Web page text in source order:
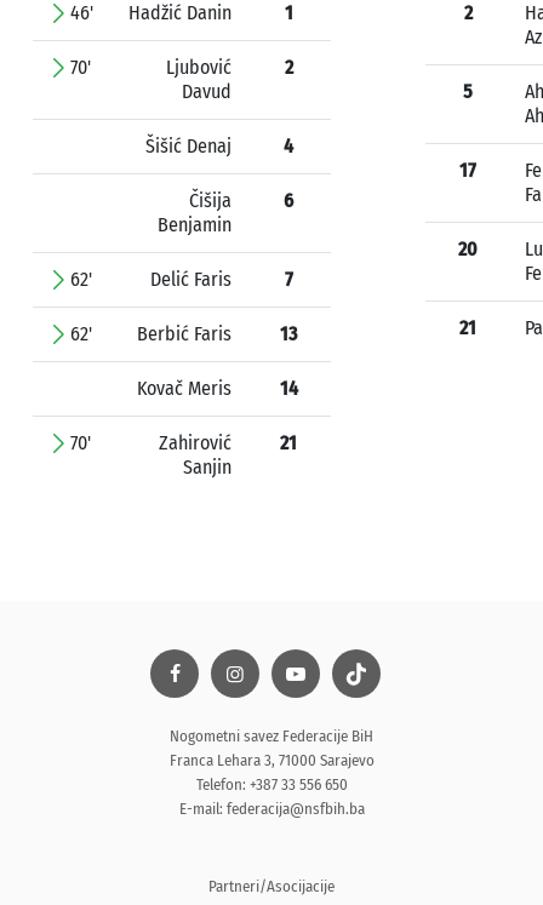
46' Hadžić Danin 1
70'
Ljubović
Davud
2
Šišić Denaj 4
Čišija
Benjamin
6
62' Delić Faris 7
62' Berbić Faris 13
Kovač Meris 14
70'
Zahirović
Sanjin
21
2
5
17
20
21
Nogometni savez Federacije BiH
Franca Lehara 3, 71000 Sarajevo
Telefon: +387 33 556 650
E-mail: federacija@nsfbih.ba
Partneri/Asocijacije